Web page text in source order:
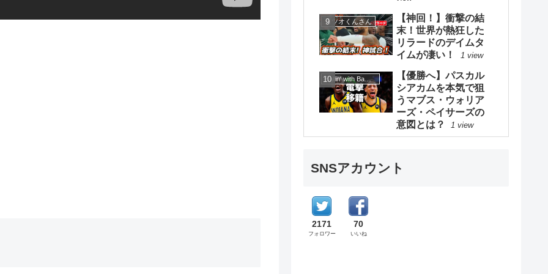
カツオくんさん
【神回！】衝撃の結
末！世界が熱狂した
リラードのデイムタ
イムが凄い！
1 view
Ballin' with Bamba【ボーリンウィズバンバ】
【優勝へ】パスカル
シアカムを本気で狙
うマブス・ウォリア
ーズ・ペイサーズの
意図とは？
1 view
SNSアカウント
2171
フォロワー
70
いいね